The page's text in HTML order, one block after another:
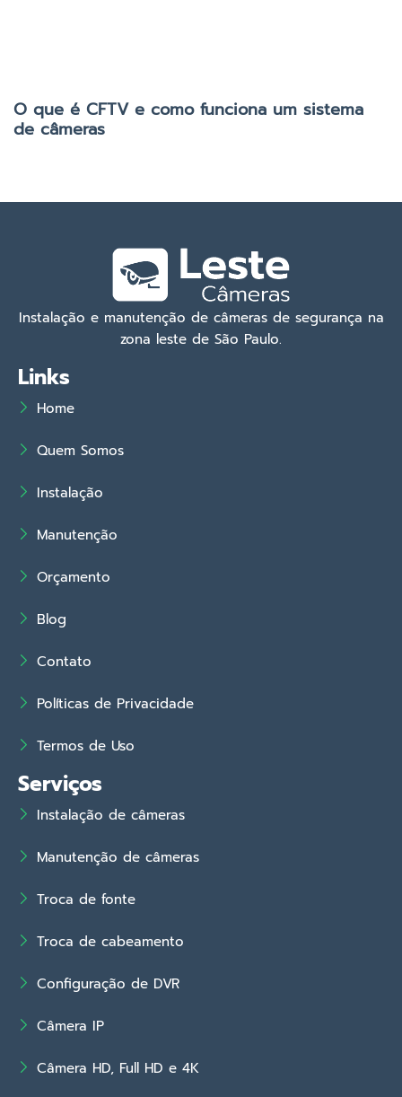
O que é CFTV e como funciona um sistema
de câmeras
Instalação e manutenção de câmeras de segurança na
zona leste de São Paulo.
Links
Home
Quem Somos
Instalação
Manutenção
Orçamento
Blog
Contato
Políticas de Privacidade
Termos de Uso
Serviços
Instalação de câmeras
Manutenção de câmeras
Troca de fonte
Troca de cabeamento
Configuração de DVR
Câmera IP
Câmera HD, Full HD e 4K